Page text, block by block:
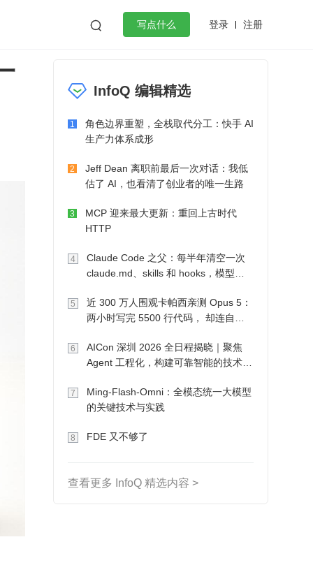
 写点什么 登录 注册
作
微服务架构 flutter
InfoQ 编辑精选
1
角色边界重塑，全栈取代分工：快手 AI
生产力体系成形
2
Jeff Dean 离职前最后一次对话：我低
估了 AI，也看清了创业者的唯一生路
3
MCP 迎来最大更新：重回上古时代
HTTP
4
Claude Code 之父：每半年清空一次
claude.md、skills 和 hooks，模型自
5
近 300 万人围观卡帕西亲测 Opus 5：
两小时写完 5500 行代码， 却连自己
6
AICon 深圳 2026 全日程揭晓｜聚焦
Agent 工程化，构建可靠智能的技术路
7
Ming-Flash-Omni：全模态统一大模型
的关键技术与实践
8 FDE 又不够了
查看更多 InfoQ 精选内容 >